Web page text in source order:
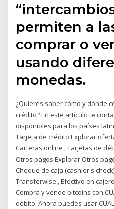
permiten a
comprar o
usando
monedas.
¿Quieres saber cómo y dónde
crédito? En este artículo te
disponibles para los países
Tarjeta de crédito Explorar
Carteras online , Tarjetas de
Otros pagos Explorar Otros
Cheque de caja (cashier's
Transferwise , Efectivo en
Compra y vende bitcoins con
débito. Ahora puedes usar